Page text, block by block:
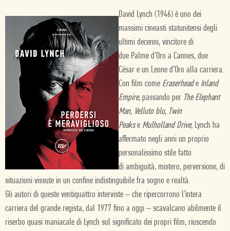
David Lynch (1946) è uno dei
massimi cineasti statunitensi degli
ultimi decenni, vincitore di
due Palme d’Oro a Cannes, due
César e un Leone d’Oro alla carriera.
Con film come Eraserheade Inland
Empire, passando per The Elephant
Man, Velluto blu, Twin
Peakse Mulholland Drive, Lynch ha
affermato negli anni un proprio
personalissimo stile fatto
di ambiguità, mistero, perversione, di
situazioni vissute in un confine indistinguibile fra sogno e realtà.
Gli autori di queste ventiquattro interviste – che ripercorrono l’intera
carriera del grande regista, dal 1977 fino a oggi – scavalcano abilmente il
riserbo quasi maniacale di Lynch sul significato dei propri film, riuscendo